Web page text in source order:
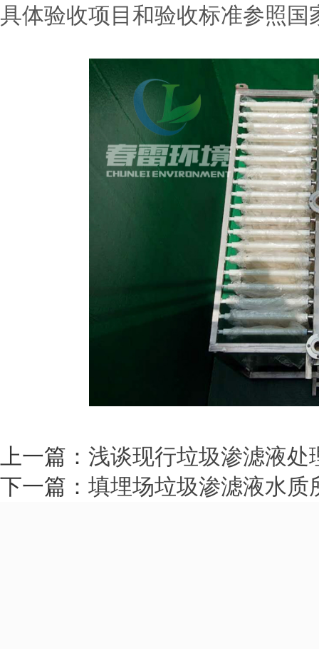
具体验收项目和验收标准参照国
上一篇： 浅谈现行垃圾渗滤液处
下一篇： 填埋场垃圾渗滤液水质